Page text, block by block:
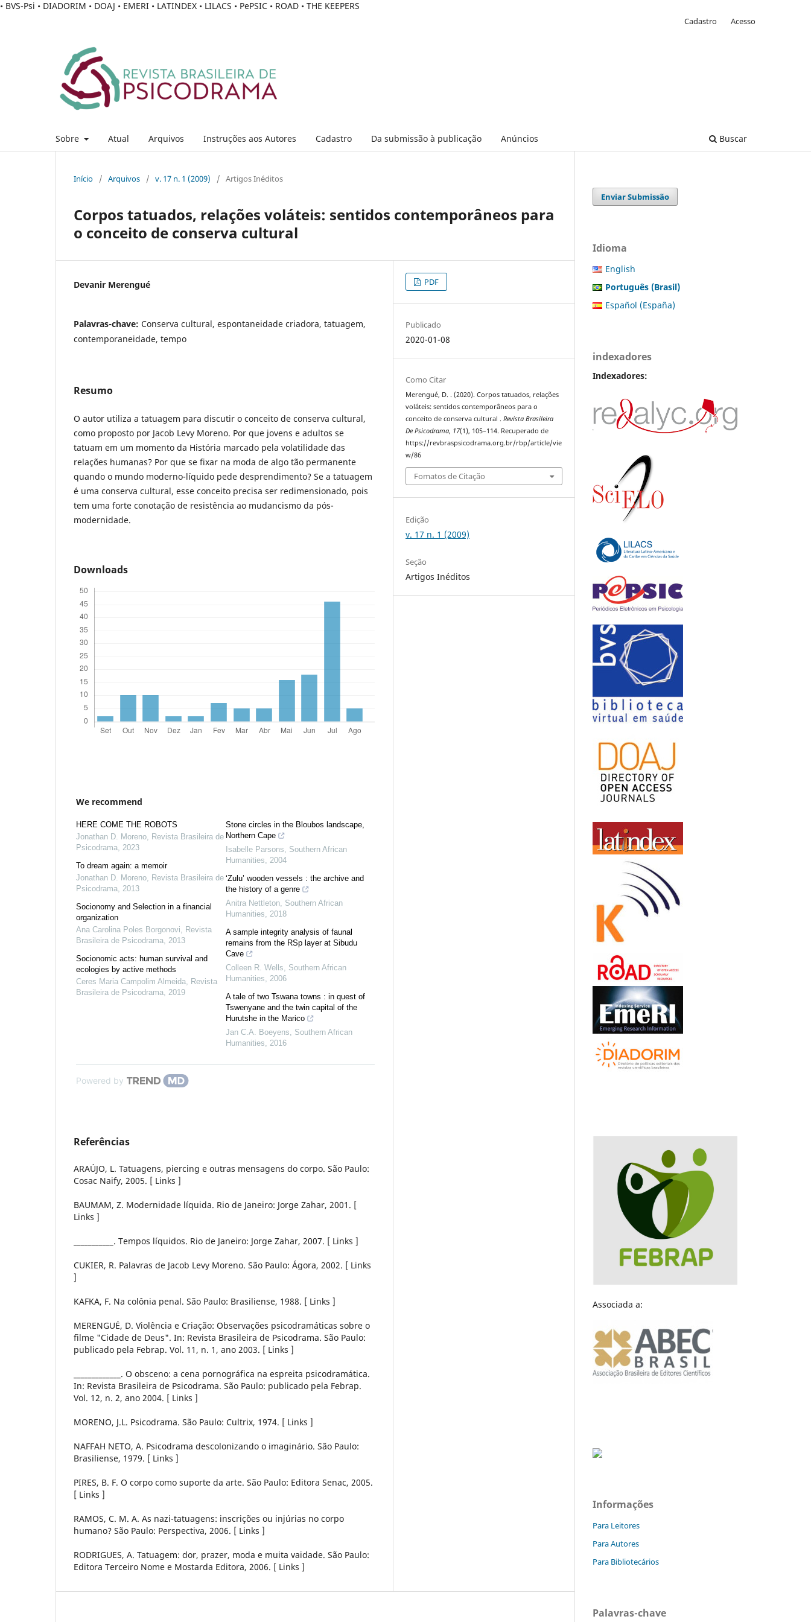
• BVS-Psi • DIADORIM • DOAJ • EMERI • LATINDEX • LILACS • PePSIC • ROAD • THE KEEPERS
Sobre Atual Arquivos Instruções aos Autores Cadastro Da submissão à publicação Anúncios Buscar
Cadastro Acesso
Início / Arquivos / v. 17 n. 1 (2009) / Artigos Inéditos
Corpos tatuados, relações voláteis: sentidos contemporâneos para
o conceito de conserva cultural
Devanir Merengué
Palavras-chave: Conserva cultural, espontaneidade criadora, tatuagem,
contemporaneidade, tempo
Resumo
O autor utiliza a tatuagem para discutir o conceito de conserva cultural,
como proposto por Jacob Levy Moreno. Por que jovens e adultos se
tatuam em um momento da História marcado pela volatilidade das
relações humanas? Por que se fixar na moda de algo tão permanente
quando o mundo moderno-líquido pede desprendimento? Se a tatuagem
é uma conserva cultural, esse conceito precisa ser redimensionado, pois
tem uma forte conotação de resistência ao mudancismo da pós-
modernidade.
Downloads
We recommend
HERE COME THE ROBOTS
Jonathan D. Moreno
Revista Brasileira de
Psicodrama 2023
To dream again: a memoir
Jonathan D. Moreno
Revista Brasileira de
Psicodrama 2013
Socionomy and Selection in a financial
organization
Ana Carolina Poles Borgonovi
Revista
Brasileira de Psicodrama 2013
Socionomic acts: human survival and
ecologies by active methods
Ceres Maria Campolim Almeida
Revista
Brasileira de Psicodrama 2019
Stone circles in the Bloubos landscape,
Northern Cape
Isabelle Parsons
Southern African
Humanities
2004
‘Zulu’ wooden vessels : the archive and
the history of a genre
Anitra Nettleton, Southern African
Humanities
2018
A sample integrity analysis of faunal
remains from the RSp layer at Sibudu
Cave
Colleen R. Wells
Southern African
Humanities
2006
A tale of two Tswana towns : in quest of
Tswenyane and the twin capital of the
Hurutshe in the Marico
Jan C.A. Boeyens
Southern African
Humanities
2016
Powered by
Referências
ARAÚJO, L. Tatuagens, piercing e outras mensagens do corpo. São Paulo:
Cosac Naify, 2005. [ Links ]
BAUMAM, Z. Modernidade líquida. Rio de Janeiro: Jorge Zahar, 2001. [
Links ]
___________. Tempos líquidos. Rio de Janeiro: Jorge Zahar, 2007. [ Links ]
CUKIER, R. Palavras de Jacob Levy Moreno. São Paulo: Ágora, 2002. [ Links
]
KAFKA, F. Na colônia penal. São Paulo: Brasiliense, 1988. [ Links ]
MERENGUÉ, D. Violência e Criação: Observações psicodramáticas sobre o
filme "Cidade de Deus". In: Revista Brasileira de Psicodrama. São Paulo:
publicado pela Febrap. Vol. 11, n. 1, ano 2003. [ Links ]
_____________. O obsceno: a cena pornográfica na espreita psicodramática.
In: Revista Brasileira de Psicodrama. São Paulo: publicado pela Febrap.
Vol. 12, n. 2, ano 2004. [ Links ]
MORENO, J.L. Psicodrama. São Paulo: Cultrix, 1974. [ Links ]
NAFFAH NETO, A. Psicodrama descolonizando o imaginário. São Paulo:
Brasiliense, 1979. [ Links ]
PIRES, B. F. O corpo como suporte da arte. São Paulo: Editora Senac, 2005.
[ Links ]
RAMOS, C. M. A. As nazi-tatuagens: inscrições ou injúrias no corpo
humano? São Paulo: Perspectiva, 2006. [ Links ]
RODRIGUES, A. Tatuagem: dor, prazer, moda e muita vaidade. São Paulo:
Editora Terceiro Nome e Mostarda Editora, 2006. [ Links ]
PDF
Publicado
2020-01-08
Como Citar
Merengué, D. . (2020). Corpos tatuados, relações
voláteis: sentidos contemporâneos para o
conceito de conserva cultural .Revista Brasileira
De Psicodrama, 17(1), 105–114. Recuperado de
https://revbraspsicodrama.org.br/rbp/article/vie
w/86
Fomatos de Citação
Edição
v. 17 n. 1 (2009)
Seção
Artigos Inéditos
Enviar Submissão
Idioma
English
Português (Brasil)
Español (España)
indexadores
Indexadores:
Associada a:
Informações
Para Leitores
Para Autores
Para Bibliotecários
Palavras-chave